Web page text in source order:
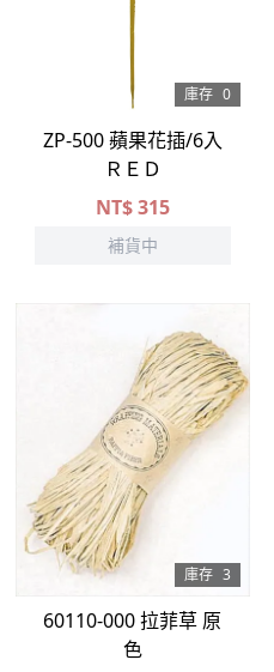
庫存 0
ZP-500 蘋果花插/6入
ＲＥＤ
NT$315
補貨中
庫存 3
60110-000 拉菲草 原
色